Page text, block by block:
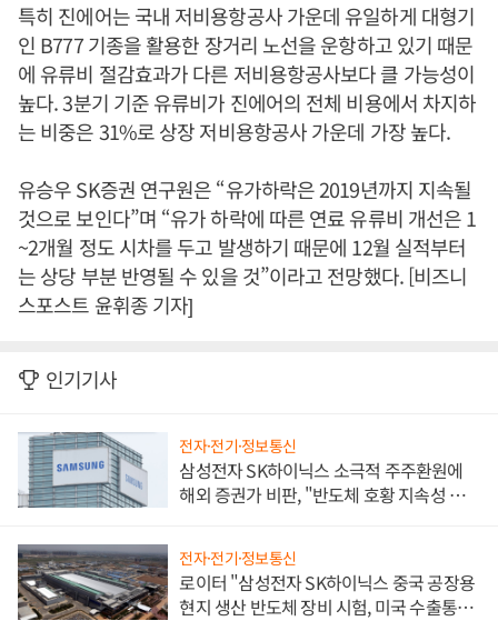
특히 진에어는 국내 저비용항공사 가운데 유일하게 대형기
인 B777 기종을 활용한 장거리 노선을 운항하고 있기 때문
에 유류비 절감효과가 다른 저비용항공사보다 클 가능성이
높다. 3분기 기준 유류비가 진에어의 전체 비용에서 차지하
는 비중은 31%로 상장 저비용항공사 가운데 가장 높다.
유승우 SK증권 연구원은 “유가하락은 2019년까지 지속될
것으로 보인다”며 “유가 하락에 따른 연료 유류비 개선은 1
~2개월 정도 시차를 두고 발생하기 때문에 12월 실적부터
는 상당 부분 반영될 수 있을 것”이라고 전망했다. [비즈니
스포스트 윤휘종 기자]
인기기사
전자·전기·정보통신
삼성전자 SK하이닉스 소극적 주주환원에
해외 증권가 비판, "반도체 호황 지속성 의
전자·전기·정보통신
로이터 "삼성전자 SK하이닉스 중국 공장용
현지 생산 반도체 장비 시험, 미국 수출통제